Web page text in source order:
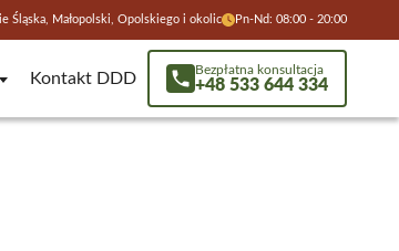
Śląska, Małopolski, Opolskiego i okolic Pn-Nd: 08:00 - 20:00
Kontakt DDD Bezpłatna konsultacja
+48 533 644 334